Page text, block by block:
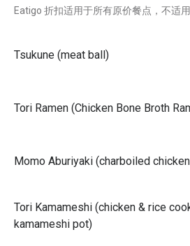
Eatigo 折扣适用于所有原价餐点，不适
Tsukune (meat ball)
Tori Ramen (Chicken Bone Broth
Momo Aburiyaki (charboiled
Tori Kamameshi (chicken & rice
kamameshi pot)